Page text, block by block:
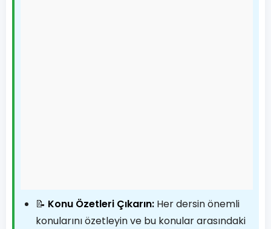
📝 Konu Özetleri Çıkarın: Her dersin önemli
konularını özetleyin ve bu konular arasındaki